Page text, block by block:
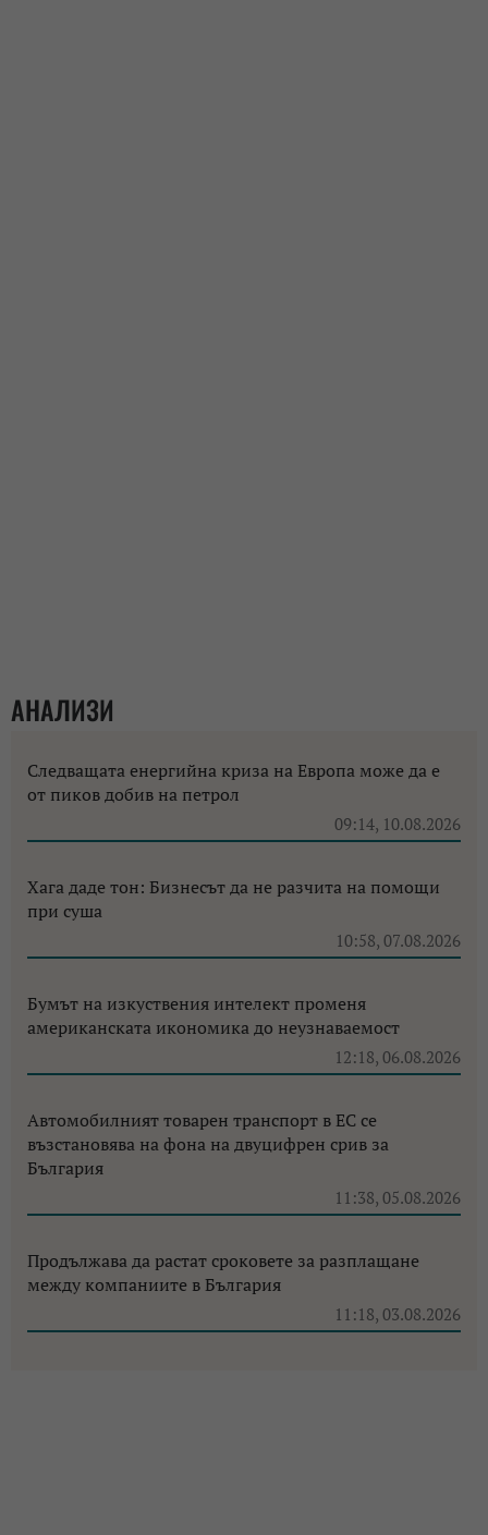
АНАЛИЗИ
Следващата енергийна криза на Европа може да е
от пиков добив на петрол
09:14, 10.08.2026
Хага даде тон: Бизнесът да не разчита на помощи
при суша
10:58, 07.08.2026
Бумът на изкуствения интелект променя
американската икономика до неузнаваемост
12:18, 06.08.2026
Автомобилният товарен транспорт в ЕС се
възстановява на фона на двуцифрен срив за
България
11:38, 05.08.2026
Продължава да растат сроковете за разплащане
между компаниите в България
11:18, 03.08.2026